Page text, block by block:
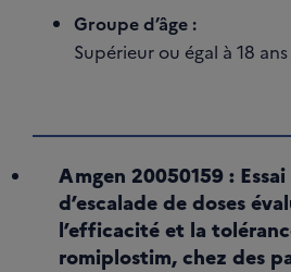
Groupe d’âge :
Supérieur ou égal à 18 ans
Amgen 20050159 :
d’escalade de doses
l’efficacité et la
romiplostim, chez des